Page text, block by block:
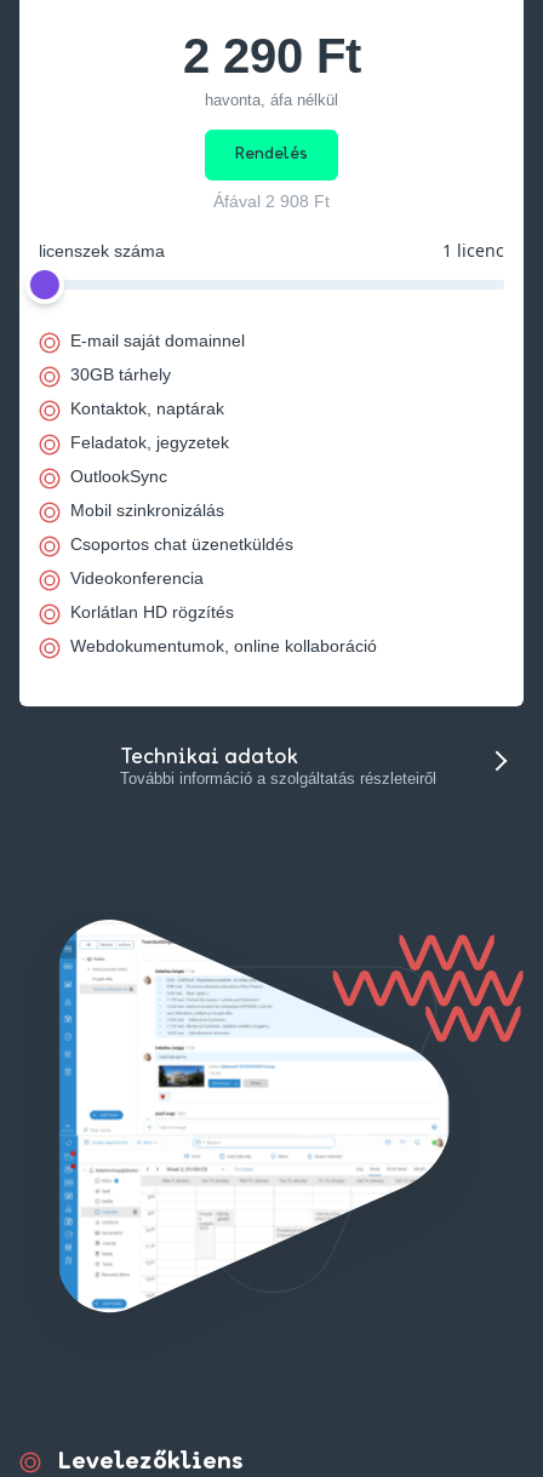
2 290 Ft
havonta, áfa nélkül
Rendelés
Áfával 2 908 Ft
licenszek száma 1 licenc
E-mail saját domainnel
30GB tárhely
Kontaktok, naptárak
Feladatok, jegyzetek
OutlookSync
Mobil szinkronizálás
Csoportos chat üzenetküldés
Videokonferencia
Korlátlan HD rögzítés
Webdokumentumok, online kollaboráció
Technikai adatok
További információ a szolgáltatás részleteiről
Levelezőkliens